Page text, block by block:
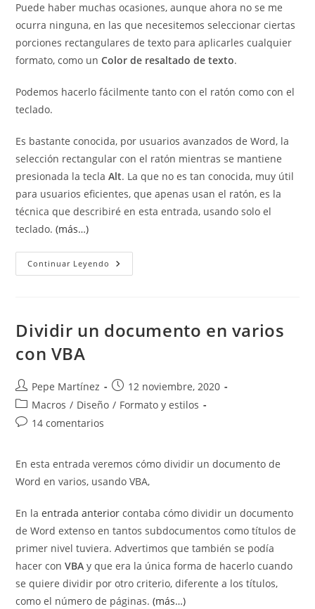
entrada:
Puede haber muchas ocasiones, aunque ahora no se me
ocurra ninguna, en las que necesitemos seleccionar ciertas
porciones rectangulares de texto para aplicarles cualquier
formato, como unColor de resaltado de texto.
Podemos hacerlo fácilmente tanto con el ratón como con el
teclado.
Es bastante conocida, por usuarios avanzados de Word, la
selección rectangular con el ratón mientras se mantiene
presionada la teclaAlt. La que no es tan conocida, muy útil
para usuarios eficientes, que apenas usan el ratón, es la
técnica que describiré en esta entrada, usando solo el
teclado.(más…)
Continuar Leyendo Seleccionar
Con
Texto
En
Dividir un documento en varios
con VBA
Autor
de
la
entrada:
Pepe Martínez
Publicación
de
12 noviembre, 2020
Categoría
de
Macros / Diseño / Formato y estilos
Comentarios
entrada:
14 comentarios
En esta entrada veremos cómo dividir un documento de
Word en varios, usando VBA,
En laentrada anterior contaba cómo dividir un documento
de Word extenso en tantos subdocumentos como títulos de
primer nivel tuviera. Advertimos que también se podía
hacer conVBA y que era la única forma de hacerlo cuando
se quiere dividir por otro criterio, diferente a los títulos,
como el número de páginas.(más…)